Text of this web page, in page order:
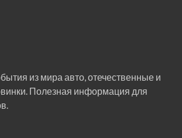
из мира авто, отечественные и
Полезная информация для